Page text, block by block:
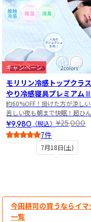
7月18日(土)
キャンペーン
モリリン冷感トップクラ
やり冷感寝具プレミアム
セット セミダブル
約60%OFF！掛けた方が涼し
苦しい夜も朝まで快眠！超ひ
寝具2点セット
¥9,980 （税込） ¥25,000
7件
今田耕司の買うならイ
一覧